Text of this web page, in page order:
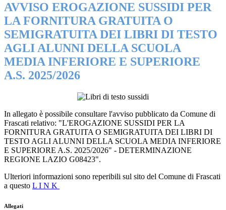
AVVISO EROGAZIONE SUSSIDI PER
LA FORNITURA GRATUITA O
SEMIGRATUITA DEI LIBRI DI TESTO
AGLI ALUNNI DELLA SCUOLA
MEDIA INFERIORE E SUPERIORE
A.S. 2025/2026
In allegato è possibile consultare l'avviso pubblicato da Comune di
Frascati relativo: "L'EROGAZIONE SUSSIDI PER LA
FORNITURA GRATUITA O SEMIGRATUITA DEI LIBRI DI
TESTO AGLI ALUNNI DELLA SCUOLA MEDIA INFERIORE
E SUPERIORE A.S. 2025/2026" - DETERMINAZIONE
REGIONE LAZIO G08423".
Ulteriori informazioni sono reperibili sul sito del Comune di Frascati
a questo L I N K
Allegati